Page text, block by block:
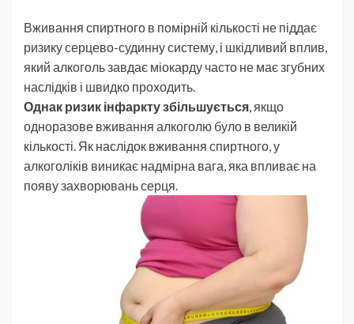
Вживання спиртного в помірній кількості не піддає
ризику серцево-судинну систему, і шкідливий вплив,
який алкоголь завдає міокарду часто не має згубних
наслідків і швидко проходить.
Однак ризик інфаркту збільшується, якщо
одноразове вживання алкоголю було в великій
кількості. Як наслідок вживання спиртного, у
алкоголіків виникає надмірна вага, яка впливає на
появу захворювань серця.